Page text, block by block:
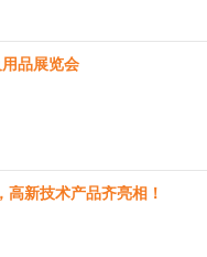
品展览会
新技术产品齐亮相！